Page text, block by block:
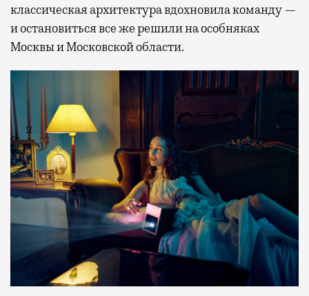
классическая архитектура вдохновила команду —
и остановиться все же решили на особняках
Москвы и Московской области.